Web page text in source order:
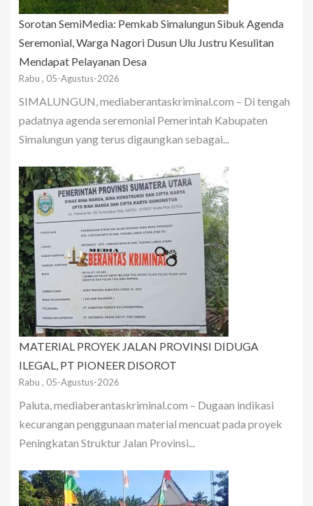
Sorotan SemiMedia: Pemkab Simalungun Sibuk Agenda
Seremonial, Warga Nagori Dusun Ulu Justru Kesulitan
Mendapat Pelayanan Desa
Rabu , 05-Agustus-2026
SIMALUNGUN, mediaberantaskriminal.com – Di tengah
padatnya agenda seremonial Pemerintah Kabupaten
Simalungun yang terus digaungkan sebagai...
MATERIAL PROYEK JALAN PROVINSI DIDUGA
ILEGAL, PT PIONEER DISOROT
Rabu , 05-Agustus-2026
Paluta, mediaberantaskriminal.com – Dugaan indikasi
kecurangan penggunaan material mencuat pada proyek
Peningkatan Struktur Jalan Provinsi...